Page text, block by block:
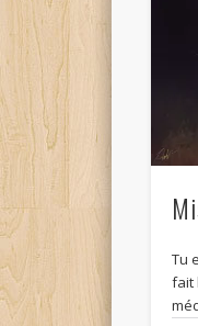
Tu
fait